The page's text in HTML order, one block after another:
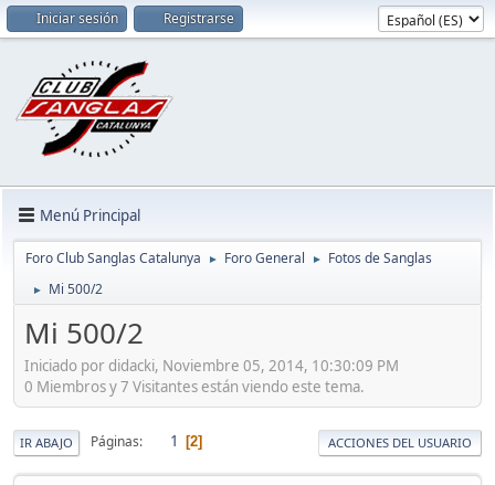
Iniciar sesión Registrarse
Menú Principal
Foro Club Sanglas Catalunya ► Foro General ► Fotos de Sanglas
► Mi 500/2
Mi 500/2
Iniciado por didacki, Noviembre 05, 2014, 10:30:09 PM
0 Miembros y 7 Visitantes están viendo este tema.
IR ABAJO Páginas 1 2 ACCIONES DEL USUARIO